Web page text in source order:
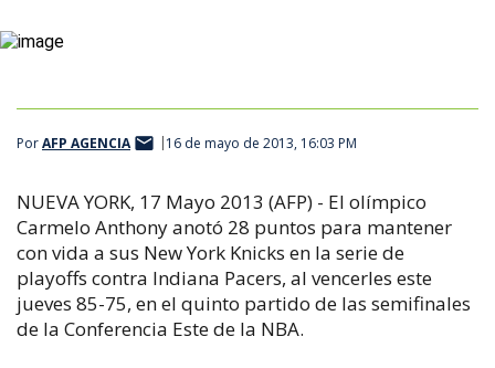
PorAFP AGENCIA 16 de mayo de 2013, 16:03 PM
NUEVA YORK, 17 Mayo 2013 (AFP) - El olímpico
Carmelo Anthony anotó 28 puntos para mantener
con vida a sus New York Knicks en la serie de
playoffs contra Indiana Pacers, al vencerles este
jueves 85-75, en el quinto partido de las semifinales
de la Conferencia Este de la NBA.